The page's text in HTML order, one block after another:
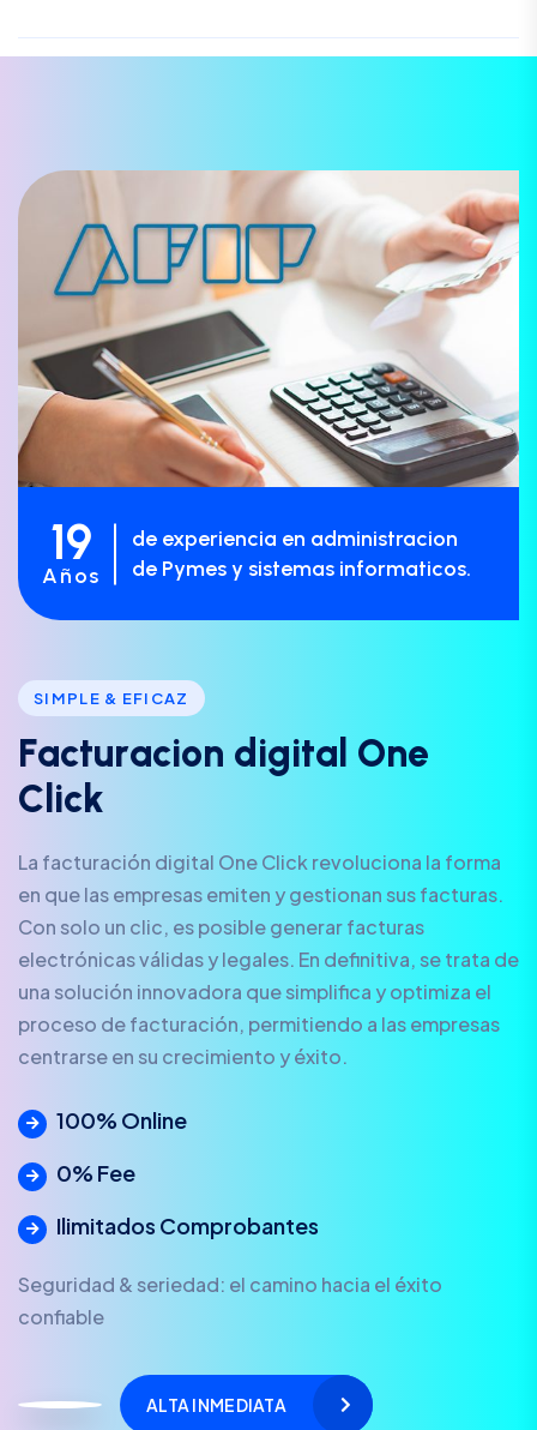
19
Años
de experiencia en administracion
de Pymes y sistemas informaticos.
SIMPLE & EFICAZ
Facturacion d igita One
C ick
La facturación digital One Click revoluciona la forma
en que las empresas emiten y gestionan sus facturas.
Con solo un clic, es posible generar facturas
electrónicas válidas y legales. En definitiva, se trata de
una solución innovadora que simplifica y optimiza el
proceso de facturación, permitiendo a las empresas
centrarse en su crecimiento y éxito.
100% Online
0% Fee
Ilimitados Comprobantes
Seguridad & seriedad: el camino hacia el éxito
confiable
ALTA INMEDIATA